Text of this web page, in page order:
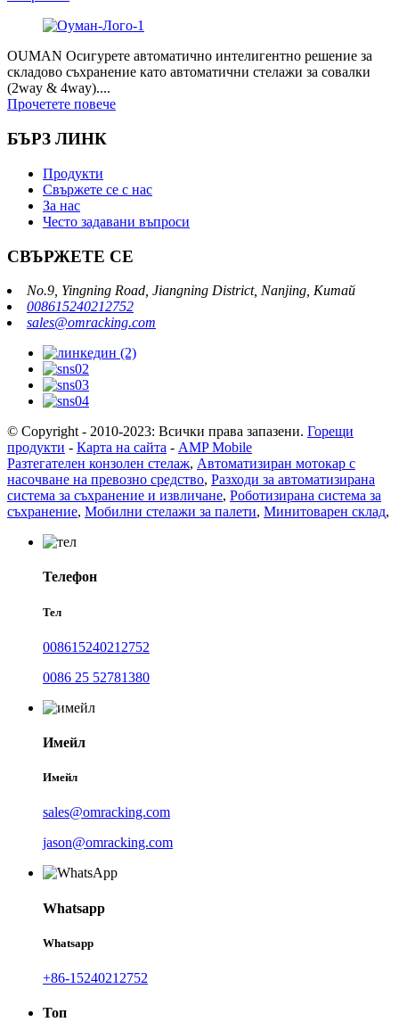
OUMAN Осигурете автоматично интелигентно решение за
складово съхранение като автоматични стелажи за совалки
(2way & 4way)....
Прочетете повече
БЪРЗ ЛИНК
Продукти
Свържете се с нас
За нас
Често задавани въпроси
СВЪРЖЕТЕ СЕ
No.9, Yingning Road, Jiangning District, Nanjing, Китай
008615240212752
sales@omracking.com
© Copyright - 2010-2023: Всички права запазени. Горещи
продукти - Карта на сайта - AMP Mobile
Разтегателен конзолен стелаж, Автоматизиран мотокар с
насочване на превозно средство, Разходи за автоматизирана
система за съхранение и извличане, Роботизирана система за
съхранение, Мобилни стелажи за палети, Минитоварен склад,
Телефон
Тел
008615240212752
0086 25 52781380
Имейл
Имейл
sales@omracking.com
jason@omracking.com
Whatsapp
Whatsapp
+86-15240212752
Топ